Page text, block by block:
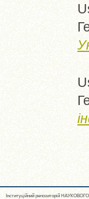
Інституційний репозиторій